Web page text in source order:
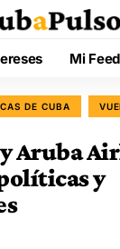
Mi Feed
DE CUBA
Aruba
y